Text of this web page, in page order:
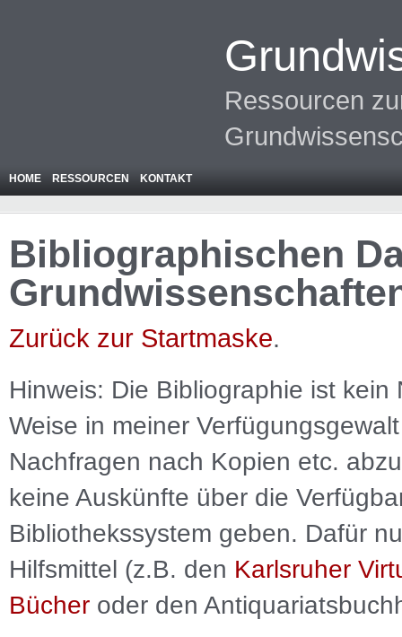
Ressourcen
HOME RESSOURCEN KONTAKT
Bibliographischen
Zurück zur Startmaske.
Hinweis: Die Bibliographie ist kein
Weise in meiner
Nachfragen nach Kopien etc.
keine Auskünfte über die
Bibliothekssystem geben. Dafür
Hilfsmittel (z.B. den Karlsruher
Bücher oder den